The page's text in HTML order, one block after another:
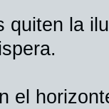
quiten la
el